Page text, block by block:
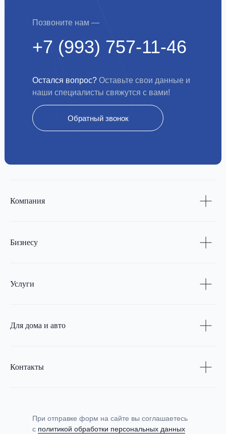
+7 (993) 757-11-46
Позвоните нам —
Остался вопрос? Оставьте свои данные и
наши специалисты свяжутся с вами!
Обратный звонок
Компания
Бизнесу
Услуги
Для дома и авто
Контакты
При отправке форм на сайте вы соглашаетесь
с политикой обработки персональных данных